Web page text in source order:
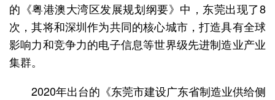
的《粤港澳大湾区发展规划纲要》中，东莞出现了8
次，其将和深圳作为共同的核心城市，打造具有全球
影响力和竞争力的电子信息等世界级先进制造业产业
集群。
2020年出台的《东莞市建设广东省制造业供给侧